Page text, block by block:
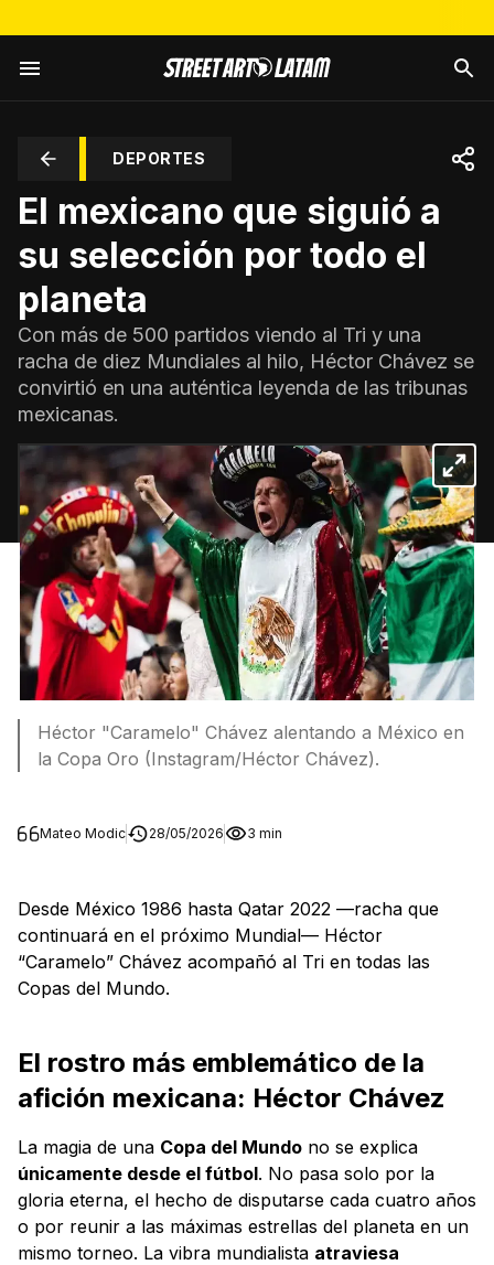
DEPORTES
El mexicano que siguió a
su selección por todo el
planeta
Con más de 500 partidos viendo al Tri y una
racha de diez Mundiales al hilo, Héctor Chávez se
convirtió en una auténtica leyenda de las tribunas
mexicanas.
Héctor "Caramelo" Chávez alentando a México en
la Copa Oro (Instagram/Héctor Chávez).
Mateo Modic 28/05/2026 3 min
Desde México 1986 hasta Qatar 2022 —racha que
continuará en el próximo Mundial— Héctor
“Caramelo” Chávez acompañó al Tri en todas las
Copas del Mundo.
El rostro más emblemático de la
afición mexicana: Héctor Chávez
La magia de una Copa del Mundo no se explica
únicamente desde el fútbol. No pasa solo por la
gloria eterna, el hecho de disputarse cada cuatro años
o por reunir a las máximas estrellas del planeta en un
mismo torneo. La vibra mundialista atraviesa